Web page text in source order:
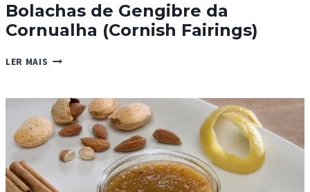
Bolachas de Gengibre da
Cornualha (Cornish Fairings)
LER MAIS BOLACHAS
DA
CORNUALHA
(CORNISH
FAIRINGS)